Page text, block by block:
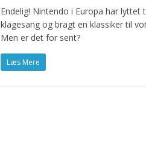
Endelig! Nintendo i Europa har lyttet
klagesang og bragt en klassiker til
Men er det for sent?
Læs Mere